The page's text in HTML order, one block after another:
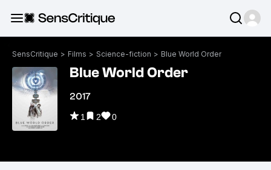
SensCritique > Films > Science-fiction > Blue World Order
Blue World Order
2017
1 2 0